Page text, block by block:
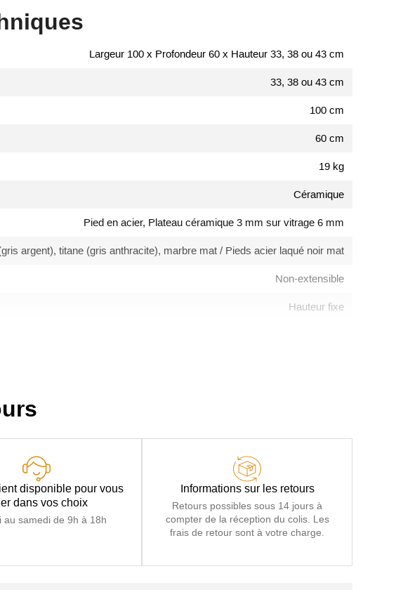
Largeur 100 x Profondeur 60 x Hauteur 33, 38 ou 43 cm
33, 38 ou 43 cm
100 cm
60 cm
19 kg
Céramique
Pied en acier, Plateau céramique 3 mm sur vitrage 6 mm
argent), titane (gris anthracite), marbre mat / Pieds acier laqué noir mat
Non-extensible
Hauteur fixe
disponible pour vous
dans vos choix
au samedi de 9h à 18h
Informations sur les retours
Retours possibles sous 14 jours à
compter de la réception du colis. Les
frais de retour sont à votre charge.